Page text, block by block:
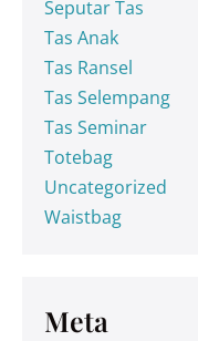
Seputar Tas
Tas Anak
Tas Ransel
Tas Selempang
Tas Seminar
Totebag
Uncategorized
Waistbag
Meta